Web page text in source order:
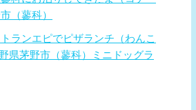
（蓼科）
ランエピでピザランチ（わんこ
県茅野市（蓼科）ミニドッグラ